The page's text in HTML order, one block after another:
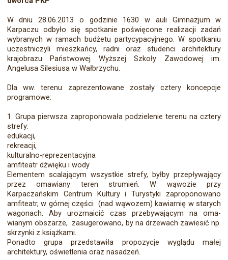
W dniu 28.06.2013 o godzinie 1630 w auli Gimnazjum w
Karpaczu odbyło się spotkanie po­święcone realizacji zadań
wybranych w ramach budżetu partycypacyjnego. W spotkaniu
uczestni­czyli mieszkańcy, radni oraz studenci architektury
krajobrazu Państwowej Wyższej Szkoły Zawodo­wej im.
Angelusa Silesiusa w Wałbrzychu.
Dla ww. terenu zaprezentowane zostały cztery koncepcje
programowe:
1. Grupa pierwsza zaproponowała podzielenie terenu na cztery
strefy:
edukacji,
rekreacji,
kulturalno-reprezentacyjna
amfiteatr dźwięku i wody
Elementem scalającym wszystkie strefy, byłby przepływający
przez omawiany teren strumień. W wąwozie przy
Karpaczańskim Centrum Kultury i Turystyki zaproponowano
amfiteatr, w górnej czę­ści (nad wąwozem) kawiarnię w starych
wagonach. Aby urozmaicić czas przebywającym na oma­
wianym obszarze, zasugerowano, by na drzewach zawiesić np.
skrzynki z książkami.
Ponadto grupa przedstawiła propozycje wyglądu małej
architektury, oświetlenia oraz nasadzeń.